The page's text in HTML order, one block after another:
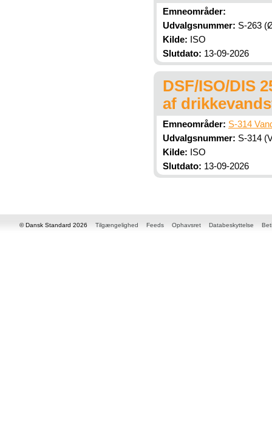
Emneområder:
Udvalgsnummer: S-263
Kilde: ISO
Slutdato: 13-09-2026
DSF/ISO/DIS
af
Emneområder: S-314
Udvalgsnummer: S-314
Kilde: ISO
Slutdato: 13-09-2026
© Dansk Standard 2026 Tilgængelighed Feeds Ophavsret Databeskyttelse